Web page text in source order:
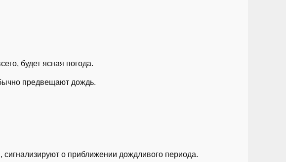
будет ясная погода.
предвещают дождь.
о приближении дождливого периода.